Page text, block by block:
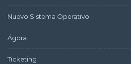
Nuevo Sistema Operativo
Ágora
Ticketing